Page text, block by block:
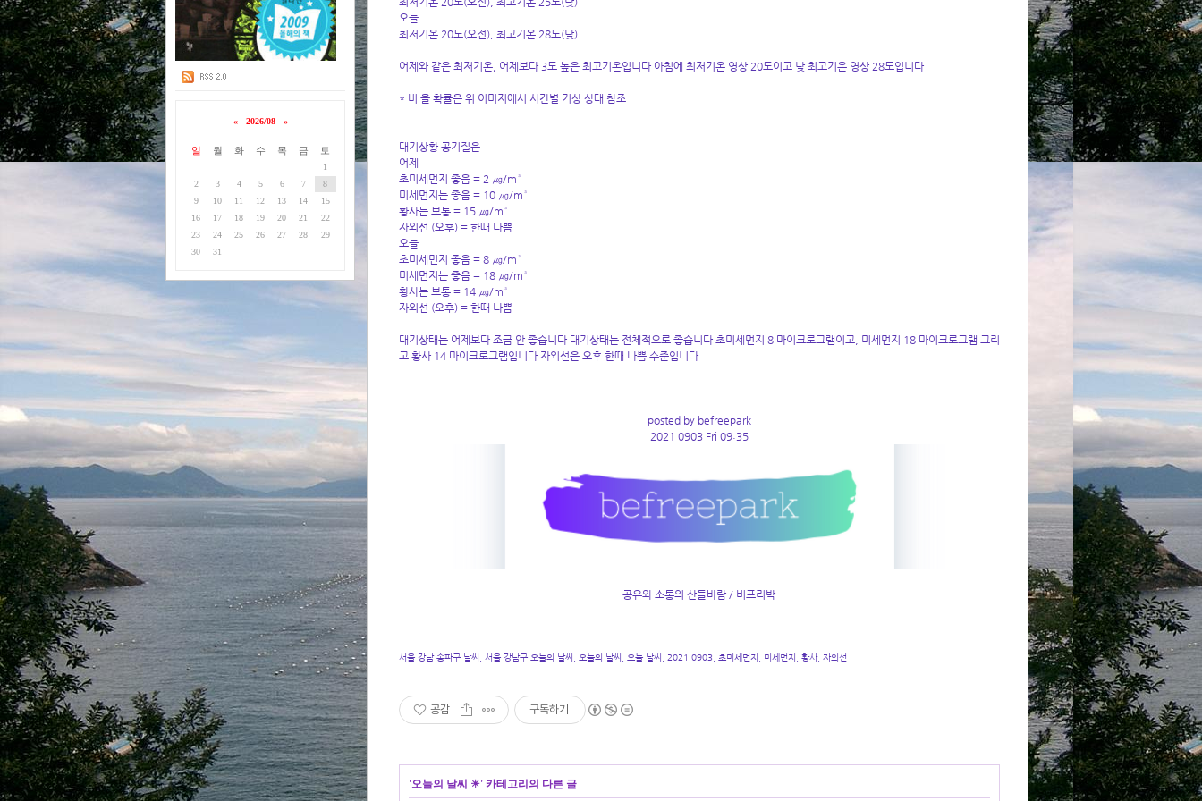
« 2026/08 »
일 월 화 수 목 금 토
1
2
3 4 5 6 7
8
9
10 11 12 13 14
15
16
17 18 19 20 21
22
23
24 25 26 27 28
29
30
31
오늘
최저기온 20도(오전), 최고기온 28도(낮)
어제와 같은 최저기온, 어제보다 3도 높은 최고기온입니다 아침에 최저기온 영상 20도이고 낮 최고기온 영상 28도입니다
* 비 올 확률은 위 이미지에서 시간별 기상 상태 참조
대기상황 공기질은
어제
초미세먼지 좋음 = 2 ㎍/m³
미세먼지는 좋음 = 10 ㎍/m³
황사는 보통 = 15 ㎍/m³
자외선 (오후) = 한때 나쁨
오늘
초미세먼지 좋음 = 8 ㎍/m³
미세먼지는 좋음 = 18 ㎍/m³
황사는 보통 = 14 ㎍/m³
자외선 (오후) = 한때 나쁨
대기상태는 어제보다 조금 안 좋습니다 대기상태는 전체적으로 좋습니다 초미세먼지 8 마이크로그램이고, 미세먼지 18 마이크로그램 그리
고 황사 14 마이크로그램입니다 자외선은 오후 한때 나쁨 수준입니다
posted by befreepark
2021 0903 Fri 09:35
공유와 소통의 산들바람 / 비프리박
서울 강남 송파구 날씨, 서울 강남구 오늘의 날씨, 오늘의 날씨, 오늘 날씨, 2021 0903, 초미세먼지, 미세먼지, 황사, 자외선
공감 구독하기
'오늘의 날씨 ☀' 카테고리의 다른 글